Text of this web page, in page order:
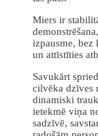
Miers ir
izpausme, bez
un attīstīties
Savukārt
cilvēka dzīves
dinamiski
ietekmē viņa
sadzīvē,